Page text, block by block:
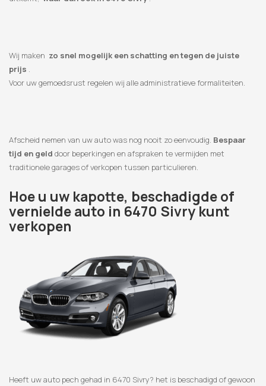
Wij maken zo snel mogelijk een schatting en tegen de juiste
prijs .
Voor uw gemoedsrust regelen wij alle administratieve formaliteiten.
Afscheid nemen van uw auto was nog nooit zo eenvoudig. Bespaar
tijd en geld door beperkingen en afspraken te vermijden met
traditionele garages of verkopen tussen particulieren.
Hoe u uw kapotte, beschadigde of
vernielde auto in 6470 Sivry kunt
verkopen
Heeft uw auto pech gehad in 6470 Sivry? het is beschadigd of gewoon